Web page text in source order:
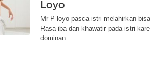
Loyo
Mr P loyo pasca istri melahirkan
Rasa iba dan khawatir pada istri
dominan.